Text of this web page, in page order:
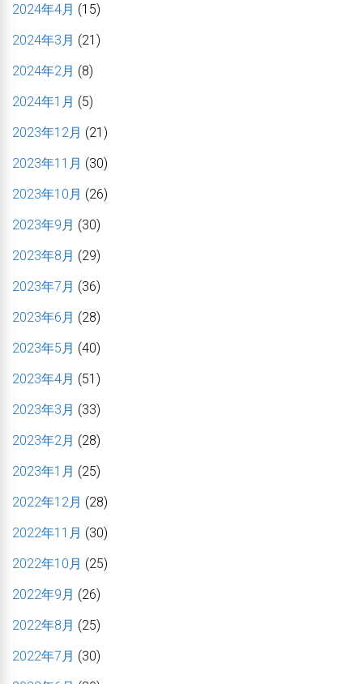
2024年4月 (15)
2024年3月 (21)
2024年2月 (8)
2024年1月 (5)
2023年12月 (21)
2023年11月 (30)
2023年10月 (26)
2023年9月 (30)
2023年8月 (29)
2023年7月 (36)
2023年6月 (28)
2023年5月 (40)
2023年4月 (51)
2023年3月 (33)
2023年2月 (28)
2023年1月 (25)
2022年12月 (28)
2022年11月 (30)
2022年10月 (25)
2022年9月 (26)
2022年8月 (25)
2022年7月 (30)